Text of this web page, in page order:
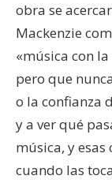
obra se
Mackenzie
«música con
pero que
o la confianza
y a ver qué
música, y
cuando las